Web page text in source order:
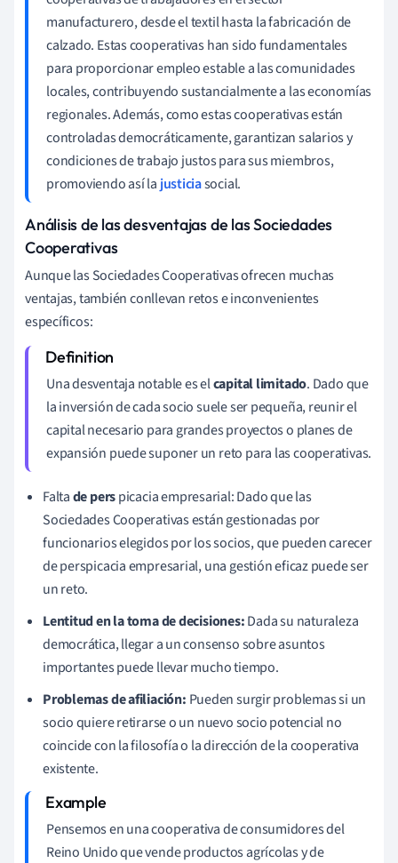
manufacturero, desde el textil hasta la fabricación de
calzado. Estas cooperativas han sido fundamentales
para proporcionar empleo estable a las comunidades
locales, contribuyendo sustancialmente a las economías
regionales. Además, como estas cooperativas están
controladas democráticamente, garantizan salarios y
condiciones de trabajo justos para sus miembros,
promoviendo así la justiciasocial.
Análisis de las desventajas de las Sociedades
Cooperativas
Aunque las Sociedades Cooperativas ofrecen muchas
ventajas, también conllevan retos e inconvenientes
específicos:
Una desventaja notable es elcapital limitado. Dado que
la inversión de cada socio suele ser pequeña, reunir el
capital necesario para grandes proyectos o planes de
expansión puede suponer un reto para las cooperativas.
Faltade perspicacia empresarial: Dado que las
Sociedades Cooperativas están gestionadas por
funcionarios elegidos por los socios, que pueden carecer
de perspicacia empresarial, una gestión eficaz puede ser
un reto.
Lentitud en la toma de decisiones:Dada su naturaleza
democrática, llegar a un consenso sobre asuntos
importantes puede llevar mucho tiempo.
Problemas de afiliación: Pueden surgir problemas si un
socio quiere retirarse o un nuevo socio potencial no
coincide con la filosofía o la dirección de la cooperativa
existente.
Pensemos en una cooperativa de consumidores del
Reino Unido que vende productos agrícolas y de